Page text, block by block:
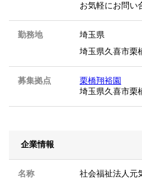
お気軽にお問い
勤務地
埼玉県
埼玉県久喜市栗
募集拠点
栗橋翔裕園
埼玉県久喜市栗
企業情報
名称 社会福祉法人元